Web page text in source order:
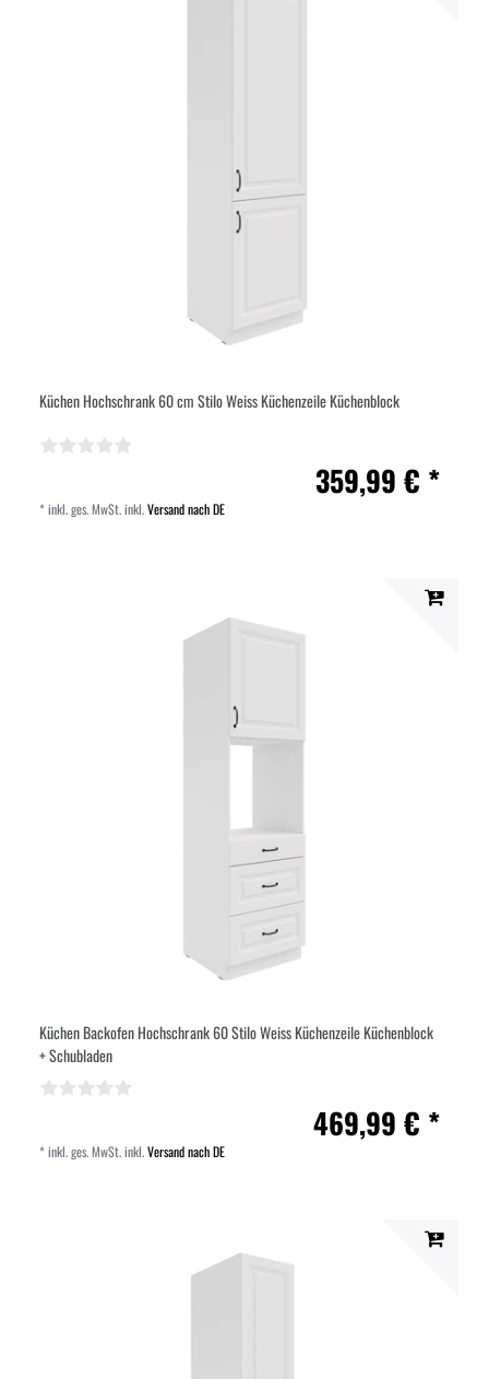
Küchen Hochschrank 60 cm Stilo Weiss Küchenzeile Küchenblock
359,99 € *
*inkl. ges. MwSt.inkl.Versand nach DE
Küchen Backofen Hochschrank 60 Stilo Weiss Küchenzeile Küchenblock
+ Schubladen
469,99 € *
*inkl. ges. MwSt.inkl.Versand nach DE